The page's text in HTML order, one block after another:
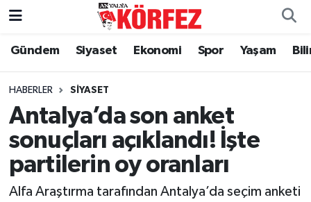
Gündem Siyaset Ekonomi Spor Yaşam
HABERLER SIYASET
Antalya’da son anket
sonuçları açıklandı! İşte
partilerin oy oranları
Alfa Araştırma tarafından Antalya’da seçim anketi
Gündem
Siyaset
Yerel Yönetim
Ekonomi
Spor
Nöbetçi Eczaneler
Hava Durumu
Trafik Durumu
Süper Lig Puan Durumu ve Fikstür
Tüm Manşetler